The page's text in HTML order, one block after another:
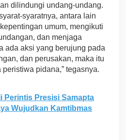
dilindungi undang-undang.
syaratnya, antara lain
umum, mengikuti
dan menjaga
ada aksi yang berujung pada
dan perusakan, maka itu
pidana,” tegasnya.
Perintis Presisi Samapta
Wujudkan Kamtibmas